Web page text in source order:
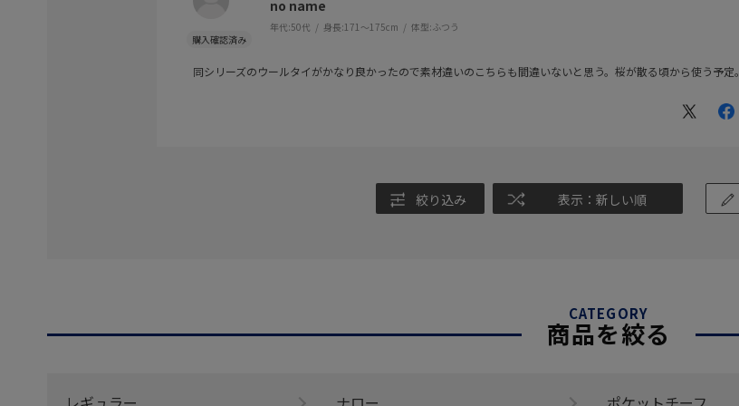
no name
年代:50代 身長:171～175cm 体型:ふつう
同シリーズのウールタイがかなり良かったので素材違いのこちらも間違いないと思う。桜が散る頃から使う予定。
絞り込み 表示：新しい順
CATEGORY
商品を絞る